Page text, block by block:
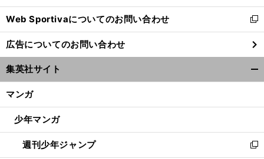
開
く
Web Sportivaについてのお問い合わせ
新
し
い
ウ
ィ
ン
ウ
開
く
広告についてのお問い合わせ
集英社サイト
マンガ
少年マンガ
週刊少年ジャンプ
新